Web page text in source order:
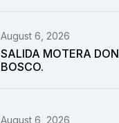
August 6, 2026
SALIDA MOTERA DON
BOSCO.
August 6, 2026